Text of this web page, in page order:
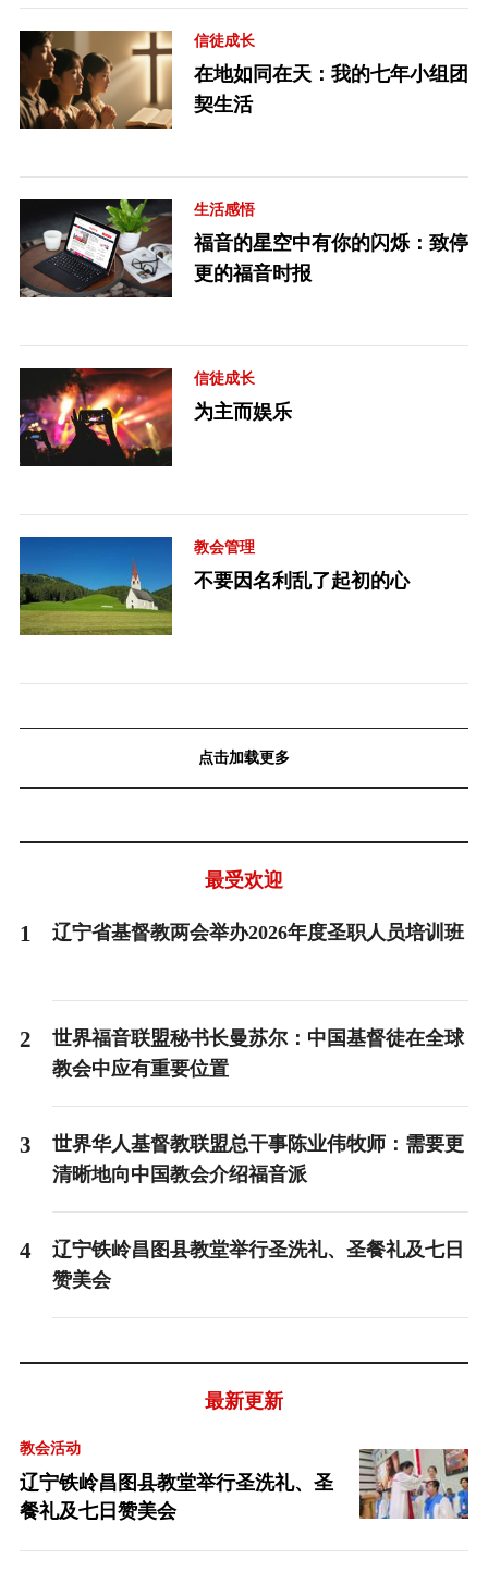
信徒成长
在地如同在天：我的七年小组团
契生活
生活感悟
福音的星空中有你的闪烁：致停
更的福音时报
信徒成长
为主而娱乐
教会管理
不要因名利乱了起初的心
点击加载更多
最受欢迎
1 辽宁省基督教两会举办2026年度圣职人员培训班
2
世界福音联盟秘书长曼苏尔：中国基督徒在全球
教会中应有重要位置
3
世界华人基督教联盟总干事陈业伟牧师：需要更
清晰地向中国教会介绍福音派
4
辽宁铁岭昌图县教堂举行圣洗礼、圣餐礼及七日
赞美会
最新更新
教会活动
辽宁铁岭昌图县教堂举行圣洗礼、圣
餐礼及七日赞美会